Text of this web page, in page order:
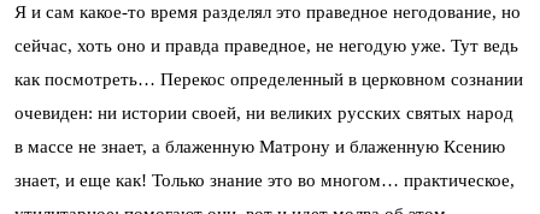
Я и сам какое-то время разделял это праведное негодование, но
сейчас, хоть оно и правда праведное, не негодую уже. Тут ведь
как посмотреть… Перекос определенный в церковном сознании
очевиден: ни истории своей, ни великих русских святых народ
в массе не знает, а блаженную Матрону и блаженную Ксению
знает, и еще как! Только знание это во многом… практическое,